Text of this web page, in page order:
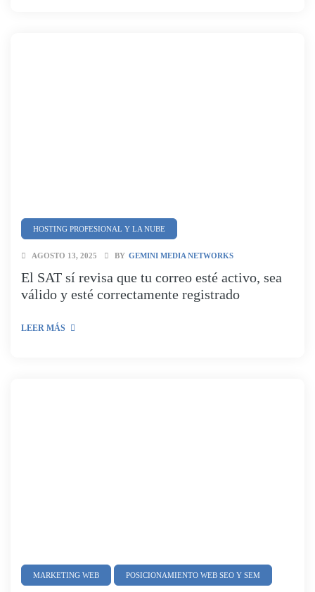
HOSTING PROFESIONAL Y LA NUBE
El SAT sí revisa que tu correo esté activo, sea
válido y esté correctamente registrado
AGOSTO 13, 2025 BY GEMINI MEDIA NETWORKS
LEER MÁS
MARKETING WEB POSICIONAMIENTO WEB SEO Y SEM